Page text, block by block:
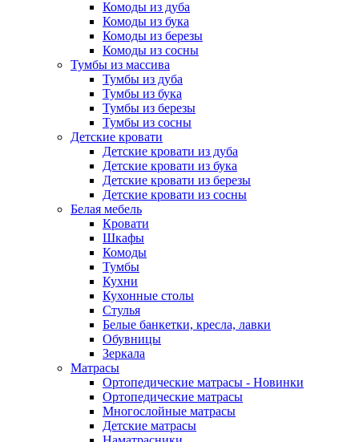
Комоды из дуба
Комоды из бука
Комоды из березы
Комоды из сосны
Тумбы из массива
Тумбы из дуба
Тумбы из бука
Тумбы из березы
Тумбы из сосны
Детские кровати
Детские кровати из дуба
Детские кровати из бука
Детские кровати из березы
Детские кровати из сосны
Белая мебель
Кровати
Шкафы
Комоды
Тумбы
Кухни
Кухонные столы
Стулья
Белые банкетки, кресла, лавки
Обувницы
Зеркала
Матрасы
Ортопедические матрасы - Новинки
Ортопедические матрасы
Многослойные матрасы
Детские матрасы